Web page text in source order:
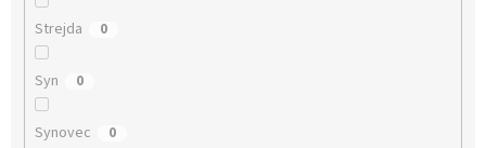
Strejda 0
Syn 0
Synovec 0